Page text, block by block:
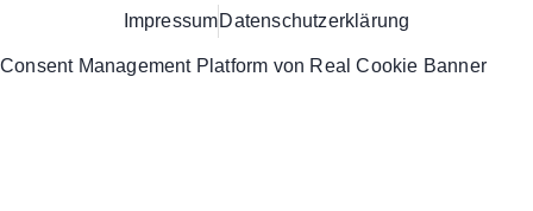
ImpressumDatenschutzerklärung
Consent Management Platform von Real Cookie Banner